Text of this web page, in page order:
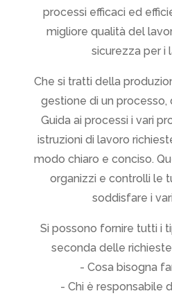
processi efficaci ed
migliore qualità del
sicurezza per i
Che si tratti della
gestione di un
Guida ai processi i vari
istruzioni di lavoro
modo chiaro e conciso.
organizzi e controlli le
soddisfare i
Si possono fornire tutti i
seconda delle
- Cosa bisogna
- Chi è responsabile